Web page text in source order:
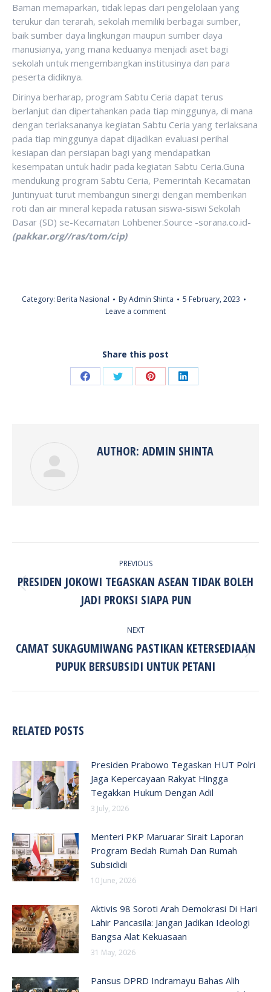
Baman memaparkan, tidak lepas dari pengelolaan yang
terukur dan terarah, sekolah memiliki berbagai sumber,
baik sumber daya lingkungan maupun sumber daya
manusianya, yang mana keduanya menjadi aset bagi
sekolah untuk mengembangkan institusinya dan para
peserta didiknya.
Dirinya berharap, program Sabtu Ceria dapat terus
berlanjut dan dipertahankan pada tiap minggunya, di mana
dengan terlaksananya kegiatan Sabtu Ceria yang terlaksana
pada tiap minggunya dapat dijadikan evaluasi perihal
kesiapan dan persiapan bagi yang mendapatkan
kesempatan untuk hadir pada kegiatan Sabtu Ceria.Guna
mendukung program Sabtu Ceria, Pemerintah Kecamatan
Juntinyuat turut membangun sinergi dengan memberikan
roti dan air mineral kepada ratusan siswa-siswi Sekolah
Dasar (SD) se-Kecamatan Lohbener.Source -sorana.co.id-
(pakkar.org//ras/tom/cip)
Category: Berita Nasional ByAdmin Shinta
5 February, 2023
Leave a comment
Share this post
Share Share Share Share
AUTHOR: ADMIN SHINTA
PREVIOUS
Previous
post:
PRESIDEN JOKOWI TEGASKAN ASEAN TIDAK BOLEH
JADI PROKSI SIAPA PUN
NEXT
Next
post:
CAMAT SUKAGUMIWANG PASTIKAN KETERSEDIAAN
PUPUK BERSUBSIDI UNTUK PETANI
RELATED POSTS
Presiden Prabowo Tegaskan HUT Polri
Jaga Kepercayaan Rakyat Hingga
Tegakkan Hukum Dengan Adil
3 July, 2026
Menteri PKP Maruarar Sirait Laporan
Program Bedah Rumah Dan Rumah
Subsididi
10 June, 2026
Aktivis 98 Soroti Arah Demokrasi Di Hari
Lahir Pancasila: Jangan Jadikan Ideologi
Bangsa Alat Kekuasaan
31 May, 2026
Pansus DPRD Indramayu Bahas Alih